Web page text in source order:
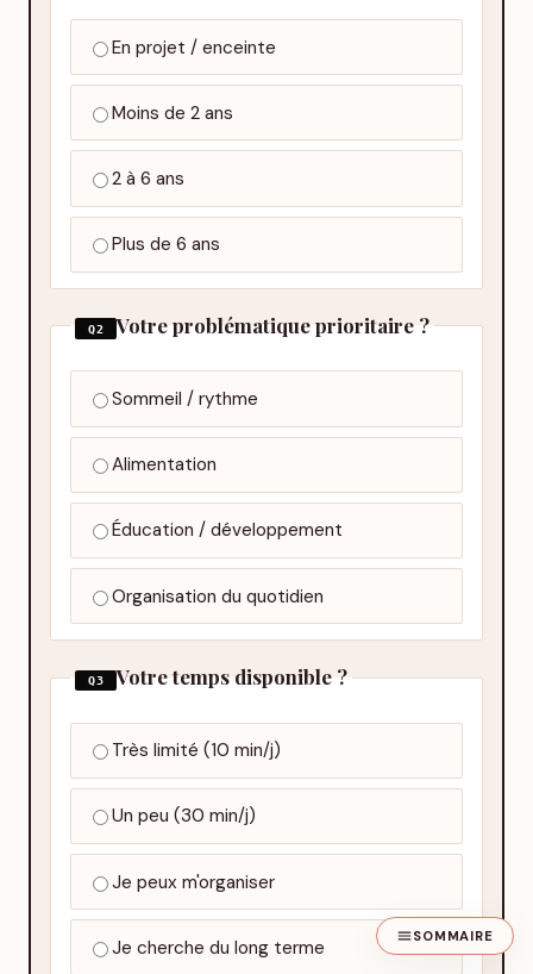
En projet / enceinte
Moins de 2 ans
2 à 6 ans
Plus de 6 ans
Q2 Votre problématique prioritaire ?
Sommeil / rythme
Alimentation
Éducation / développement
Organisation du quotidien
Q3 Votre temps disponible ?
Très limité (10 min/j)
Un peu (30 min/j)
Je peux m'organiser
Je cherche du long terme SOMMAIRE